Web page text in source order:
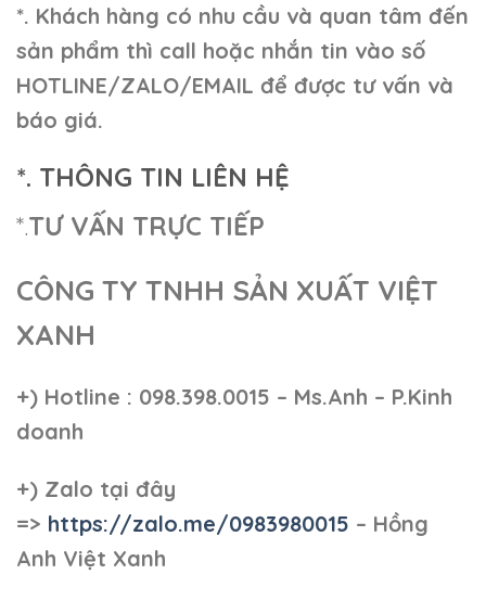
*. Khách hàng có nhu cầu và quan tâm đến
sản phẩm thì call hoặc nhắn tin vào số
HOTLINE/ZALO/EMAIL để được tư vấn và
báo giá.
*. THÔNG TIN LIÊN HỆ
*.TƯ VẤN TRỰC TIẾP
CÔNG TY TNHH SẢN XUẤT VIỆT
XANH
+) Hotline : 098.398.0015 – Ms.Anh – P.Kinh
doanh
+) Zalo tại đây
=> https://zalo.me/0983980015 – Hồng
Anh Việt Xanh